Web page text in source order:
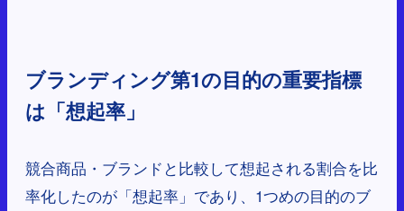
ブランディング第1の目的の重要指標
は「想起率」
競合商品・ブランドと比較して想起される割合を比
率化したのが「想起率」であり、1つめの目的のブ